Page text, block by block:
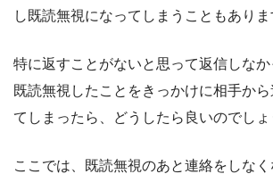
し既読無視になってしまうこともありま
特に返すことがないと思って返信しなか
既読無視したことをきっかけに相手か
てしまったら、どうしたら良いのでしょ
ここでは、既読無視のあと連絡をしな